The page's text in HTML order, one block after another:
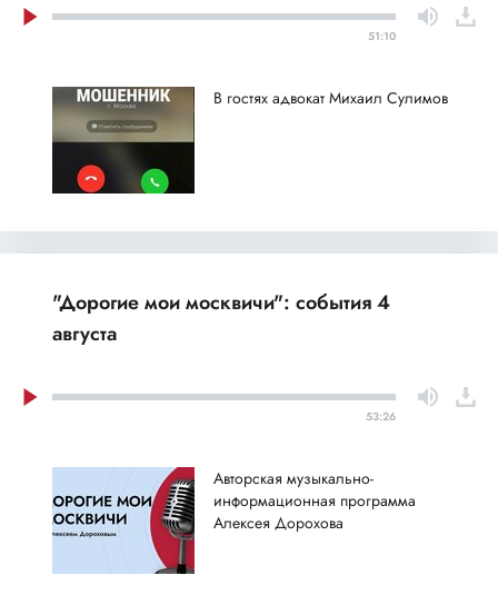
51:10
В гостях адвокат Михаил Сулимов
"Дорогие мои москвичи": события 4
августа
53:26
Авторская музыкально-
информационная программа
Алексея Дорохова